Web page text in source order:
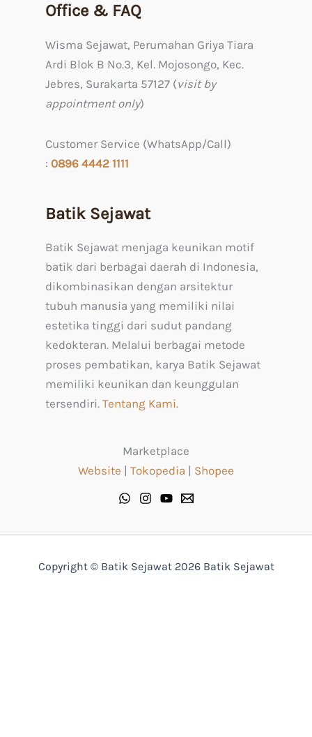
Office & FAQ
Wisma Sejawat, Perumahan Griya Tiara
Ardi Blok B No.3, Kel. Mojosongo, Kec.
Jebres, Surakarta 57127 (visit by
appointment only)
Customer Service (WhatsApp/Call)
: 0896 4442 1111
Batik Sejawat
Batik Sejawat menjaga keunikan motif
batik dari berbagai daerah di Indonesia,
dikombinasikan dengan arsitektur
tubuh manusia yang memiliki nilai
estetika tinggi dari sudut pandang
kedokteran. Melalui berbagai metode
proses pembatikan, karya Batik Sejawat
memiliki keunikan dan keunggulan
tersendiri. Tentang Kami.
Marketplace
Website | Tokopedia | Shopee
Copyright © Batik Sejawat 2026 Batik Sejawat